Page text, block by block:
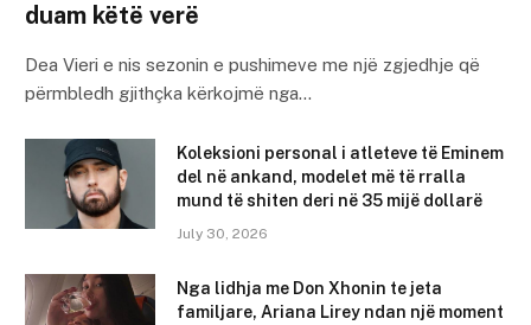
duam këtë verë
Dea Vieri e nis sezonin e pushimeve me një zgjedhje që
përmbledh gjithçka kërkojmë nga…
Koleksioni personal i atleteve të Eminem
del në ankand, modelet më të rralla
mund të shiten deri në 35 mijë dollarë
July 30, 2026
Nga lidhja me Don Xhonin te jeta
familjare, Ariana Lirey ndan një moment